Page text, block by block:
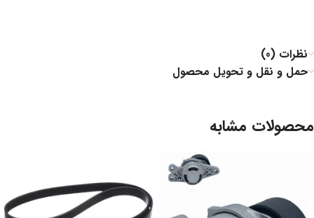
نظرات (0)
حمل و نقل و تحویل محصول
محصولات مشابه